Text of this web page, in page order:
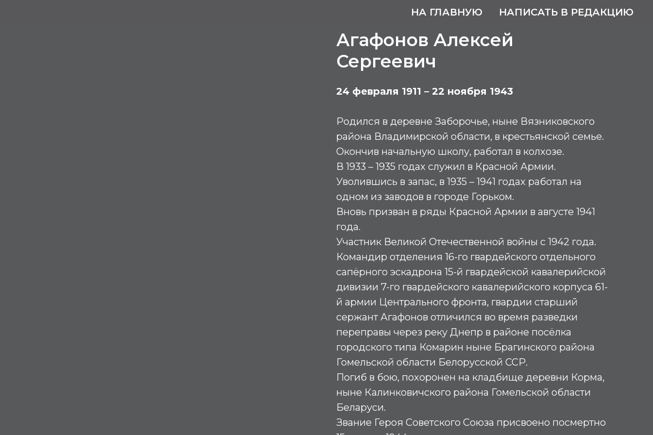
НА ГЛАВНУЮ НАПИСАТЬ В РЕДАКЦИЮ
Агафонов Алексей
Сергеевич
24 февраля 1911 – 22 ноября 1943
Родился в деревне Заборочье, ныне Вязниковского
района Владимирской области, в крестьянской семье.
Окончив начальную школу, работал в колхозе.
В 1933 – 1935 годах служил в Красной Армии.
Уволившись в запас, в 1935 – 1941 годах работал на
одном из заводов в городе Горьком.
Вновь призван в ряды Красной Армии в августе 1941
года.
Участник Великой Отечественной войны с 1942 года.
Командир отделения 16-го гвардейского отдельного
сапёрного эскадрона 15-й гвардейской кавалерийской
дивизии 7-го гвардейского кавалерийского корпуса 61-
й армии Центрального фронта, гвардии старший
сержант Агафонов отличился во время разведки
переправы через реку Днепр в районе посёлка
городского типа Комарин ныне Брагинского района
Гомельской области Белорусской ССР.
Погиб в бою, похоронен на кладбище деревни Корма,
ныне Калинковичского района Гомельской области
Беларуси.
Звание Героя Советского Союза присвоено посмертно